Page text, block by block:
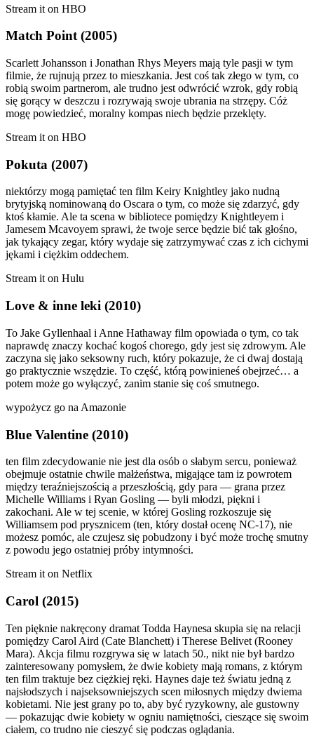
Stream it on HBO
Match Point (2005)
Scarlett Johansson i Jonathan Rhys Meyers mają tyle pasji w tym
filmie, że rujnują przez to mieszkania. Jest coś tak złego w tym, co
robią swoim partnerom, ale trudno jest odwrócić wzrok, gdy robią
się gorący w deszczu i rozrywają swoje ubrania na strzępy. Cóż
mogę powiedzieć, moralny kompas niech będzie przeklęty.
Stream it on HBO
Pokuta (2007)
niektórzy mogą pamiętać ten film Keiry Knightley jako nudną
brytyjską nominowaną do Oscara o tym, co może się zdarzyć, gdy
ktoś kłamie. Ale ta scena w bibliotece pomiędzy Knightleyem i
Jamesem Mcavoyem sprawi, że twoje serce będzie bić tak głośno,
jak tykający zegar, który wydaje się zatrzymywać czas z ich cichymi
jękami i ciężkim oddechem.
Stream it on Hulu
Love & inne leki (2010)
To Jake Gyllenhaal i Anne Hathaway film opowiada o tym, co tak
naprawdę znaczy kochać kogoś chorego, gdy jest się zdrowym. Ale
zaczyna się jako seksowny ruch, który pokazuje, że ci dwaj dostają
go praktycznie wszędzie. To część, którą powinieneś obejrzeć… a
potem może go wyłączyć, zanim stanie się coś smutnego.
wypożycz go na Amazonie
Blue Valentine (2010)
ten film zdecydowanie nie jest dla osób o słabym sercu, ponieważ
obejmuje ostatnie chwile małżeństwa, migające tam iz powrotem
między teraźniejszością a przeszłością, gdy para — grana przez
Michelle Williams i Ryan Gosling — byli młodzi, piękni i
zakochani. Ale w tej scenie, w której Gosling rozkoszuje się
Williamsem pod prysznicem (ten, który dostał ocenę NC-17), nie
możesz pomóc, ale czujesz się pobudzony i być może trochę smutny
z powodu jego ostatniej próby intymności.
Stream it on Netflix
Carol (2015)
Ten pięknie nakręcony dramat Todda Haynesa skupia się na relacji
pomiędzy Carol Aird (Cate Blanchett) i Therese Belivet (Rooney
Mara). Akcja filmu rozgrywa się w latach 50., nikt nie był bardzo
zainteresowany pomysłem, że dwie kobiety mają romans, z którym
ten film traktuje bez ciężkiej ręki. Haynes daje też światu jedną z
najsłodszych i najseksowniejszych scen miłosnych między dwiema
kobietami. Nie jest grany po to, aby być ryzykowny, ale gustowny
— pokazując dwie kobiety w ogniu namiętności, cieszące się swoim
ciałem, co trudno nie cieszyć się podczas oglądania.